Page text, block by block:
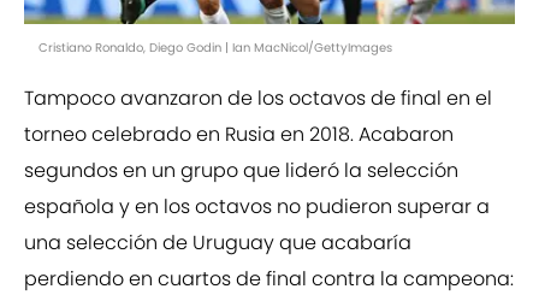
Cristiano Ronaldo, Diego Godin | Ian MacNicol/GettyImages
Tampoco avanzaron de los octavos de final en el
torneo celebrado en Rusia en 2018. Acabaron
segundos en un grupo que lideró la selección
española y en los octavos no pudieron superar a
una selección de Uruguay que acabaría
perdiendo en cuartos de final contra la campeona: